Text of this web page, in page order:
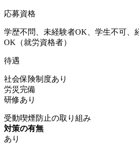
応募資格
学歴不問、未経験者OK、学生不可、
OK（就労資格者）
待遇
社会保険制度あり
労災完備
研修あり
受動喫煙防止の取り組み
対策の有無
あり